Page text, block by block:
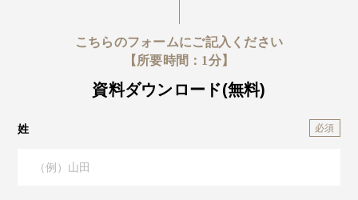
こちらのフォームにご記入ください
【所要時間：1分】
資料ダウンロード(無料)
姓